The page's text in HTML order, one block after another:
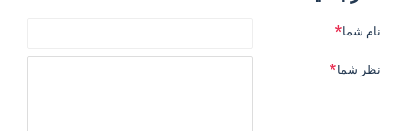
نام شما
نظر شما